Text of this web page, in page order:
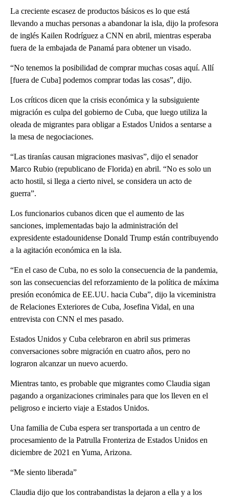
La creciente escasez de productos básicos es lo que está
llevando a muchas personas a abandonar la isla, dijo la profesora
de inglés Kailen Rodríguez a CNN en abril, mientras esperaba
fuera de la embajada de Panamá para obtener un visado.
“No tenemos la posibilidad de comprar muchas cosas aquí. Allí
[fuera de Cuba] podemos comprar todas las cosas”, dijo.
Los críticos dicen que la crisis económica y la subsiguiente
migración es culpa del gobierno de Cuba, que luego utiliza la
oleada de migrantes para obligar a Estados Unidos a sentarse a
la mesa de negociaciones.
“Las tiranías causan migraciones masivas”, dijo el senador
Marco Rubio (republicano de Florida) en abril. “No es solo un
acto hostil, si llega a cierto nivel, se considera un acto de
guerra”.
Los funcionarios cubanos dicen que el aumento de las
sanciones, implementadas bajo la administración del
expresidente estadounidense Donald Trump están contribuyendo
a la agitación económica en la isla.
“En el caso de Cuba, no es solo la consecuencia de la pandemia,
son las consecuencias del reforzamiento de la política de máxima
presión económica de EE.UU. hacia Cuba”, dijo la viceministra
de Relaciones Exteriores de Cuba, Josefina Vidal, en una
entrevista con CNN el mes pasado.
Estados Unidos y Cuba celebraron en abril sus primeras
conversaciones sobre migración en cuatro años, pero no
lograron alcanzar un nuevo acuerdo.
Mientras tanto, es probable que migrantes como Claudia sigan
pagando a organizaciones criminales para que los lleven en el
peligroso e incierto viaje a Estados Unidos.
Una familia de Cuba espera ser transportada a un centro de
procesamiento de la Patrulla Fronteriza de Estados Unidos en
diciembre de 2021 en Yuma, Arizona.
“Me siento liberada”
Claudia dijo que los contrabandistas la dejaron a ella y a los